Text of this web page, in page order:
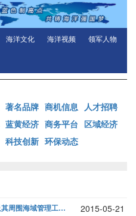
海洋文化 海洋视频 领军人物
著名品牌 商机信息 人才招聘
蓝黄经济 商务平台 区域经济
科技创新 环保动态
国家海洋局关于加强无居民海岛及其周围海域管理工作的若干意见... 2015-05-21